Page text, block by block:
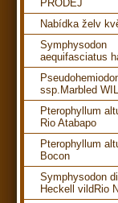
PRODEJ
Nabídka želv
Symphysodon
aequifasciatus
ssp.Marbled
Pterophyllum
Rio Atabapo
Pterophyllum
Bocon
Symphysodon
Heckell vildRio